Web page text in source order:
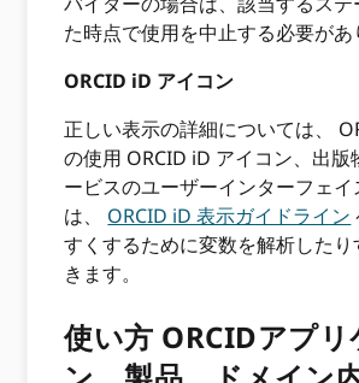
た時点で使用を中止する必要があ
ORCID iD アイコン
正しい表示の詳細については、
の使用 ORCID iD アイコン、出版
ービスのユーザーインターフェイ
は、 ORCID iD 表示ガイドライン
すくするために変数を解析した
きます。
使い方 ORCIDアプリ